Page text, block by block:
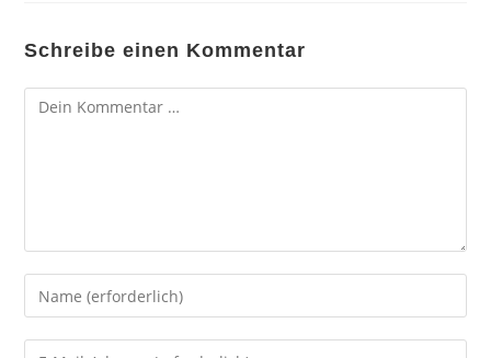
Schreibe einen Kommentar
Kommentar
Gib
deinen
Namen
Gib